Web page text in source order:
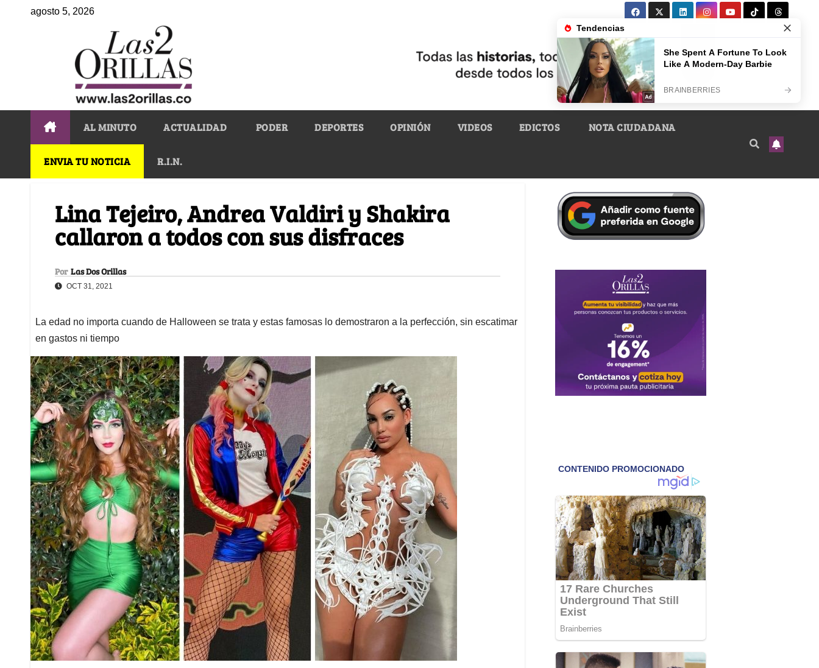
agosto 5, 2026
AL MINUTO ACTUALIDAD PODER DEPORTES OPINIÓN VIDEOS EDICTOS NOTA CIUDADANA
ENVIA TU NOTICIA R.I.N.
Lina Tejeiro, Andrea Valdiri y Shakira
callaron a todos con sus disfraces
Por Las Dos Orillas
OCT 31, 2021
La edad no importa cuando de Halloween se trata y estas famosas lo demostraron a la perfección, sin escatimar
en gastos ni tiempo